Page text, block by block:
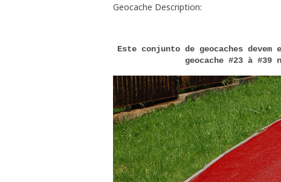
Geocache Description:
Este conjunto de geocaches
geocache #23 à